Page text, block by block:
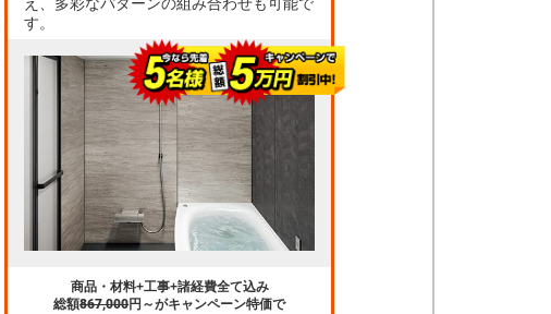
え、多彩なパターンの組み合わせも可能で
す。
商品・材料+工事+諸経費全て込み
総額867,000円～がキャンペーン特価で